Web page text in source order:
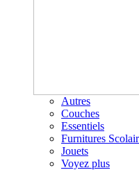
Autres
Couches
Essentiels
Furnitures
Jouets
Voyez plus